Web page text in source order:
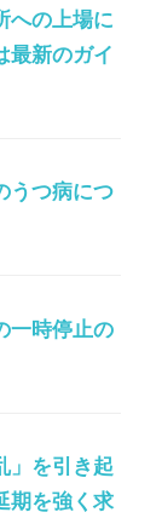
への上場に
最新のガイ
うつ病につ
一時停止の
」を引き起
期を強く求